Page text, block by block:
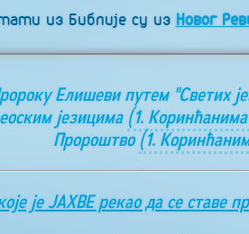
из Библије су из Новог
Елишеви путем "Светих
језицима (1. Коринћанима
Пророштво (1.
је ЈАХВЕ рекао да се ставе